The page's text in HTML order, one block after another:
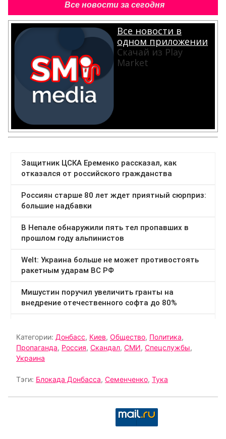
Все новости за сегодня
Все новости в
одном приложении
Скачай из Play
Market
Категории: Донбасс, Киев, Общество, Политика,
Пропаганда, Россия, Скандал, СМИ, Спецслужбы,
Украина
Тэги: Блокада Донбасса, Семенченко, Тука